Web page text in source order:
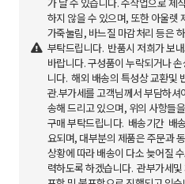
하지 않을 수 있으며, 또한 아울렛
가죽눌림, 바느질 마감처리 등은
부탁드립니다. 반품시 저희가 보
바랍니다. 구성품이 누락되거나
니다. 해외 배송의 특성상 교환및
관.부가세를 고객님께서 부담하
송해 드리고 있으며, 위의 사항들
구매 부탁드립니다. 배송기간 배
요되며, 대부분의 제품은 주문과
상황에 따라 배송이 다소 늦어질
력하도록 하겠습니다. 관부가세